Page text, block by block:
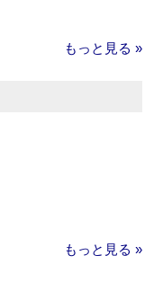
もっと見る »
もっと見る »